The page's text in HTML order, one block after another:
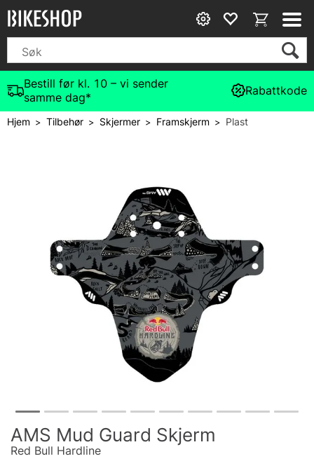
Bestill før kl. 10 – vi sender
samme dag*
Rabattkode
Hjem>Tilbehør> Skjermer> Framskjerm> Plast
AMS Mud Guard Skjerm
Red Bull Hardline